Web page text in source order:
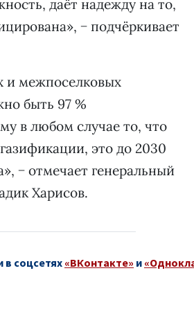
даёт надежду на то,
− подчёркивает
и межпоселковых
быть 97 %
в любом случае то, что
это до 2030
− отмечает генеральный
Харисов.
в соцсетях «ВКонтакте» и